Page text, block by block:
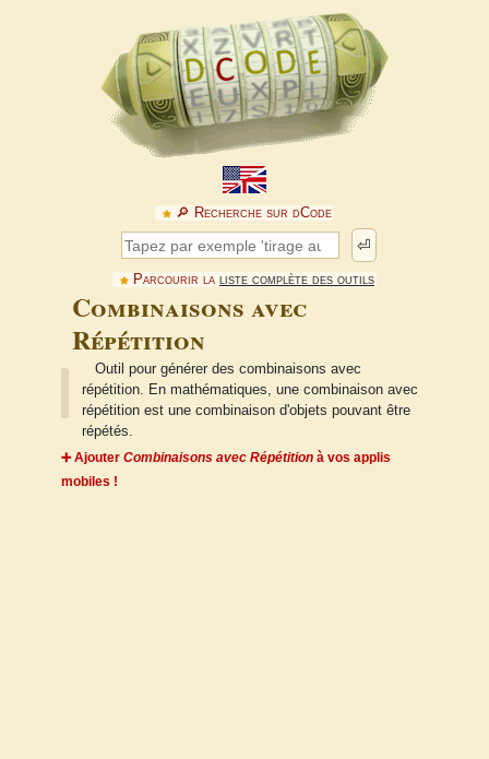
🔎︎ Recherche sur dCode
⏎
Parcourir la liste complète des outils
Combinaisons avec
Répétition
Outil pour générer des combinaisons avec
répétition. En mathématiques, une combinaison avec
répétition est une combinaison d'objets pouvant être
répétés.
➕ Ajouter Combinaisons avec Répétition à vos applis
mobiles !